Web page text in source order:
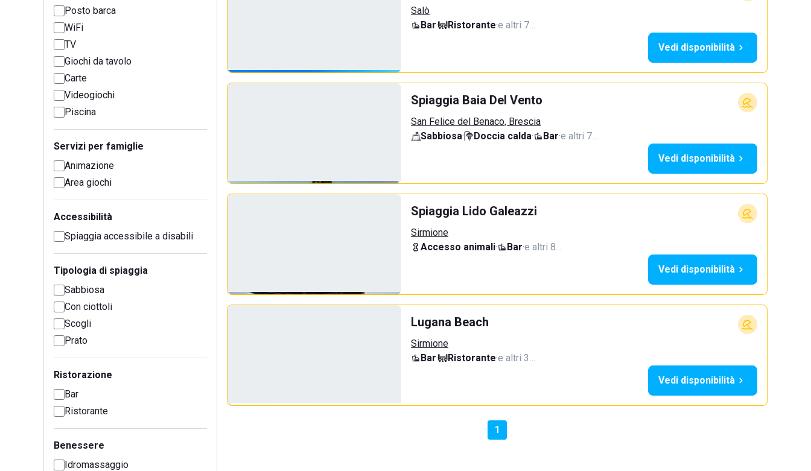
Posto barca
WiFi
TV
Giochi da tavolo
Carte
Videogiochi
Piscina
Servizi per famiglie
Animazione
Area giochi
Accessibilità
Spiaggia accessibile a disabili
Tipologia di spiaggia
Sabbiosa
Con ciottoli
Scogli
Prato
Ristorazione
Bar
Ristorante
Benessere
Idromassaggio
Salò
Bar· Ristorante·e altri 7…
Vedi disponibilità
Spiaggia Baia Del Vento
San Felice del Benaco, Brescia
Sabbiosa· Doccia calda· Bar·e altri 7…
Vedi disponibilità
Spiaggia Lido Galeazzi
Sirmione
Accesso animali· Bar·e altri 8…
Vedi disponibilità
Lugana Beach
Sirmione
Bar· Ristorante·e altri 3…
Vedi disponibilità
1